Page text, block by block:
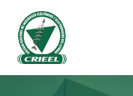
contenido